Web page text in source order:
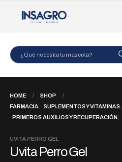
HOME
SHOP
FARMACIA
SUPLEMENTOS Y VITAMINAS
PRIMEROS AUXILIOS Y RECUPERACIÓN
UVITA PERRO GEL
Uvita Perro Gel